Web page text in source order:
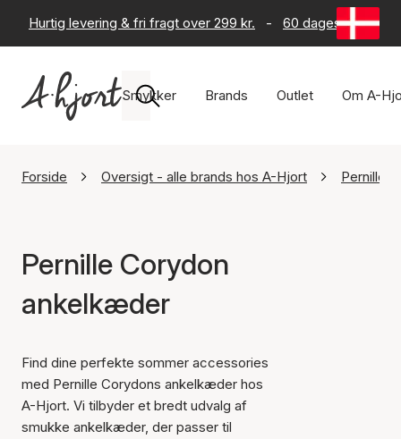
Hurtig levering & fri fragt over 299 kr. - 60 dages returret
Smykker Brands Outlet Om A-
Forside Oversigt - alle brands hos A-Hjort Pernille
Pernille Corydon
ankelkæder
Find dine perfekte sommer accessories
med Pernille Corydons ankelkæder hos
A-Hjort. Vi tilbyder et bredt udvalg af
smukke ankelkæder, der passer til